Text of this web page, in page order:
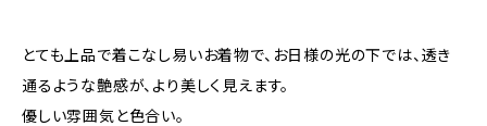
とても上品で着こなし易いお着物で、お日様の光の下では、透き
通るような艶感が、より美しく見えます。
優しい雰囲気と色合い。